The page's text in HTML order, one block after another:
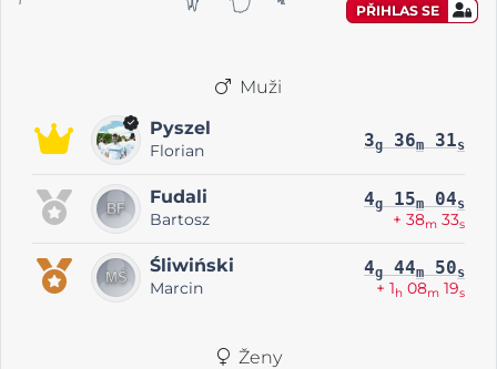
PŘIHLAS SE
Muži
Pyszel
Florian 3g 36m 31s
Fudali
Bartosz
4g 15m 04s
+ 38m 33s
Śliwiński
Marcin
4g 44m 50s
+ 1h 08m 19s
Ženy